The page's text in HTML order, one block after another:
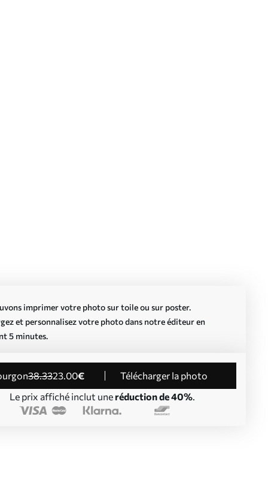
imprimer votre photo sur toile ou sur poster.
et personnalisez votre photo dans notre éditeur en
5 minutes.
38.3323.00€
Télécharger la photo
Le prix affiché inclut une réduction de 40%.